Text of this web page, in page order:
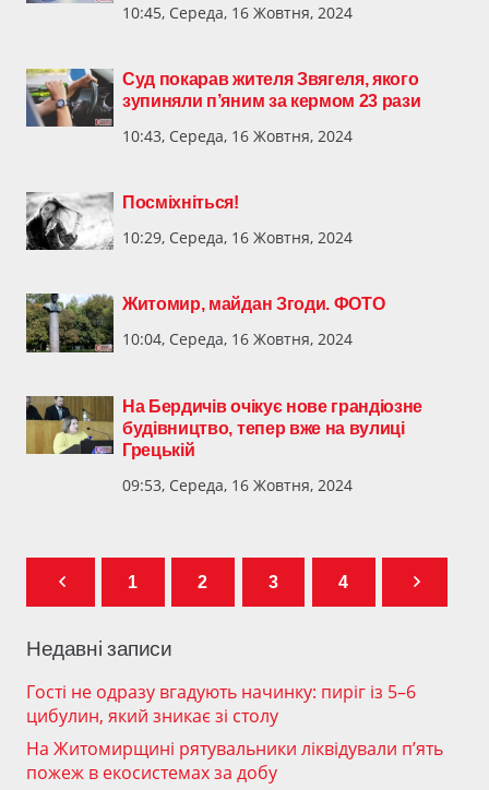
10:45, Середа, 16 Жовтня, 2024
Суд покарав жителя Звягеля, якого
зупиняли п’яним за кермом 23 рази
10:43, Середа, 16 Жовтня, 2024
Посміхніться!
10:29, Середа, 16 Жовтня, 2024
Житомир, майдан Згоди. ФОТО
10:04, Середа, 16 Жовтня, 2024
На Бердичів очікує нове грандіозне
будівництво, тепер вже на вулиці
Грецькій
09:53, Середа, 16 Жовтня, 2024
1 2 3 4
Недавні записи
Гості не одразу вгадують начинку: пиріг із 5–6
цибулин, який зникає зі столу
На Житомирщині рятувальники ліквідували п’ять
пожеж в екосистемах за добу